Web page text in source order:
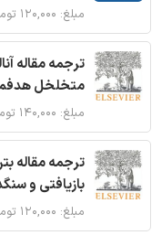
مبلغ: ۱۲۰,۰۰۰ تومان
ترجمه مقاله
متخلخل
مبلغ: ۱۴۰,۰۰۰ تومان
ترجمه مقاله
بازیافتی و
مبلغ: ۱۲۰,۰۰۰ تومان